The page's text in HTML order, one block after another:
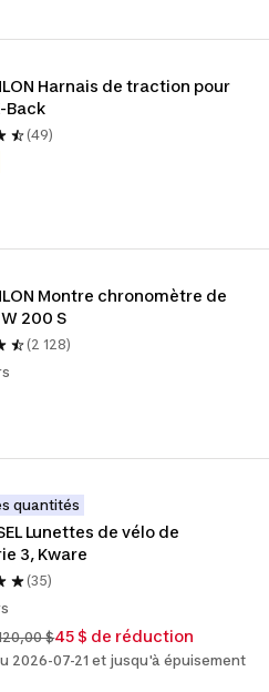
Harnais de traction pour
Back
(49)
Montre chronomètre de
200 S
(2 128)
quantités
Lunettes de vélo de
3, Kware
(35)
$45 $ de réduction
2026-07-21 et jusqu'à épuisement